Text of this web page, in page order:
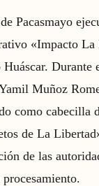
Pacasmayo
«Impacto
Durante
Muñoz
como cabecilla
de La
de las